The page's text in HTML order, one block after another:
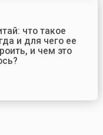
что такое
и для чего ее
и чем это